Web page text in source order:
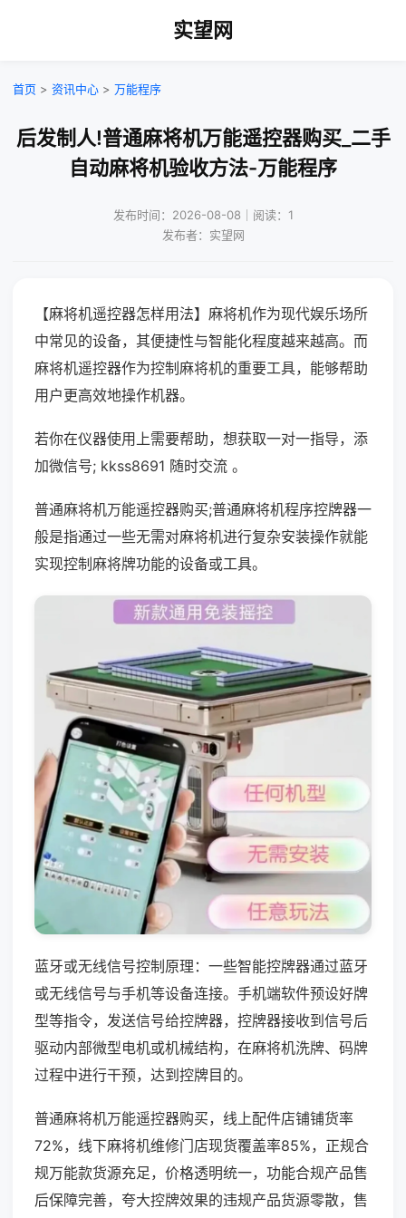
实望网
首页 > 资讯中心 > 万能程序
后发制人!普通麻将机万能遥控器购买_二手
自动麻将机验收方法-万能程序
发布时间：2026-08-08｜阅读：1
发布者：实望网
【麻将机遥控器怎样用法】麻将机作为现代娱乐场所
中常见的设备，其便捷性与智能化程度越来越高。而
麻将机遥控器作为控制麻将机的重要工具，能够帮助
用户更高效地操作机器。
若你在仪器使用上需要帮助，想获取一对一指导，添
加微信号; kkss8691 随时交流 。
普通麻将机万能遥控器购买;普通麻将机程序控牌器一
般是指通过一些无需对麻将机进行复杂安装操作就能
实现控制麻将牌功能的设备或工具。
蓝牙或无线信号控制原理：一些智能控牌器通过蓝牙
或无线信号与手机等设备连接。手机端软件预设好牌
型等指令，发送信号给控牌器，控牌器接收到信号后
驱动内部微型电机或机械结构，在麻将机洗牌、码牌
过程中进行干预，达到控牌目的。
普通麻将机万能遥控器购买，线上配件店铺铺货率
72%，线下麻将机维修门店现货覆盖率85%，正规合
规万能款货源充足，价格透明统一，功能合规产品售
后保障完善，夸大控牌效果的违规产品货源零散，售